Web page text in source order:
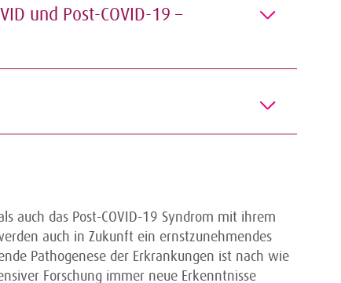
und Post-COVID-19 –
auch das Post-COVID-19 Syndrom mit ihrem
auch in Zukunft ein ernstzunehmendes
Pathogenese der Erkrankungen ist nach wie
Forschung immer neue Erkenntnisse